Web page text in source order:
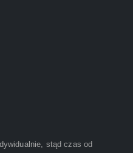
stąd czas od